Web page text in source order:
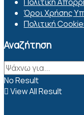
Όροι Χρήσης
Πολιτική
Αναζήτηση
No Result
View All Result